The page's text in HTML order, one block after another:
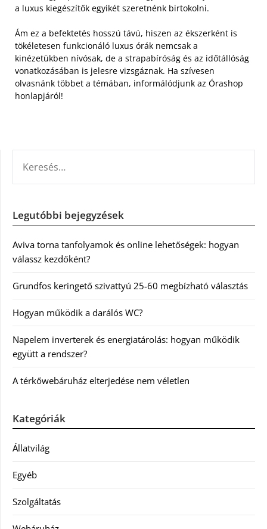
a luxus kiegészítők egyikét szeretnénk birtokolni.
Ám ez a befektetés hosszú távú, hiszen az ékszerként is
tökéletesen funkcionáló luxus órák nemcsak a
kinézetükben nívósak, de a strapabíróság és az időtállóság
vonatkozásában is jelesre vizsgáznak. Ha szívesen
olvasnánk többet a témában, informálódjunk az Órashop
honlapjáról!
Legutóbbi bejegyzések
Aviva torna tanfolyamok és online lehetőségek: hogyan
válassz kezdőként?
Grundfos keringető szivattyú 25-60 megbízható választás
Hogyan működik a darálós WC?
Napelem inverterek és energiatárolás: hogyan működik
együtt a rendszer?
A térkőwebáruház elterjedése nem véletlen
Kategóriák
Állatvilág
Egyéb
Szolgáltatás